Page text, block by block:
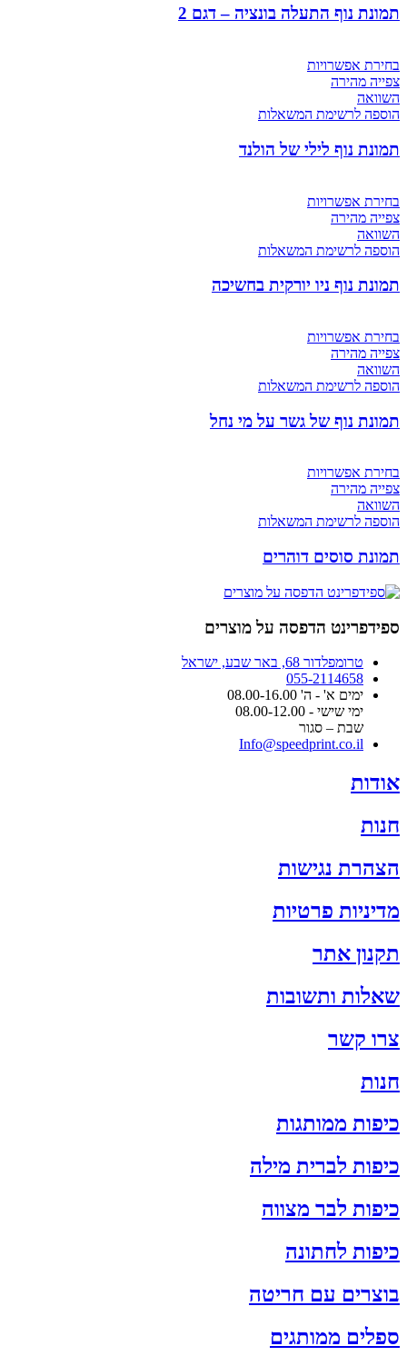
תמונת נוף התעלה בונציה – דגם 2
בחירת אפשרויות
צפייה מהירה
השוואה
הוספה לרשימת המשאלות
תמונת נוף לילי של הולנד
בחירת אפשרויות
צפייה מהירה
השוואה
הוספה לרשימת המשאלות
תמונת נוף ניו יורקית בחשיכה
בחירת אפשרויות
צפייה מהירה
השוואה
הוספה לרשימת המשאלות
תמונת נוף של גשר על מי נחל
בחירת אפשרויות
צפייה מהירה
השוואה
הוספה לרשימת המשאלות
תמונת סוסים דוהרים
ספידפרינט הדפסה על מוצרים
טרומפלדור 68, באר שבע, ישראל
055-2114658
ימים א' - ה' 08.00-16.00
ימי שישי - 08.00-12.00
שבת – סגור
Info@speedprint.co.il
אודות
חנות
הצהרת נגישות
מדיניות פרטיות
תקנון אתר
שאלות ותשובות
צרו קשר
חנות
כיפות ממותגות
כיפות לברית מילה
כיפות לבר מצווה
כיפות לחתונה
בוצרים עם חריטה
ספלים ממותגים